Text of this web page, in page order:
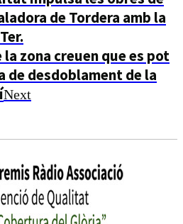
de Tordera amb la
la zona creuen que es pot
desdoblament de la
Next